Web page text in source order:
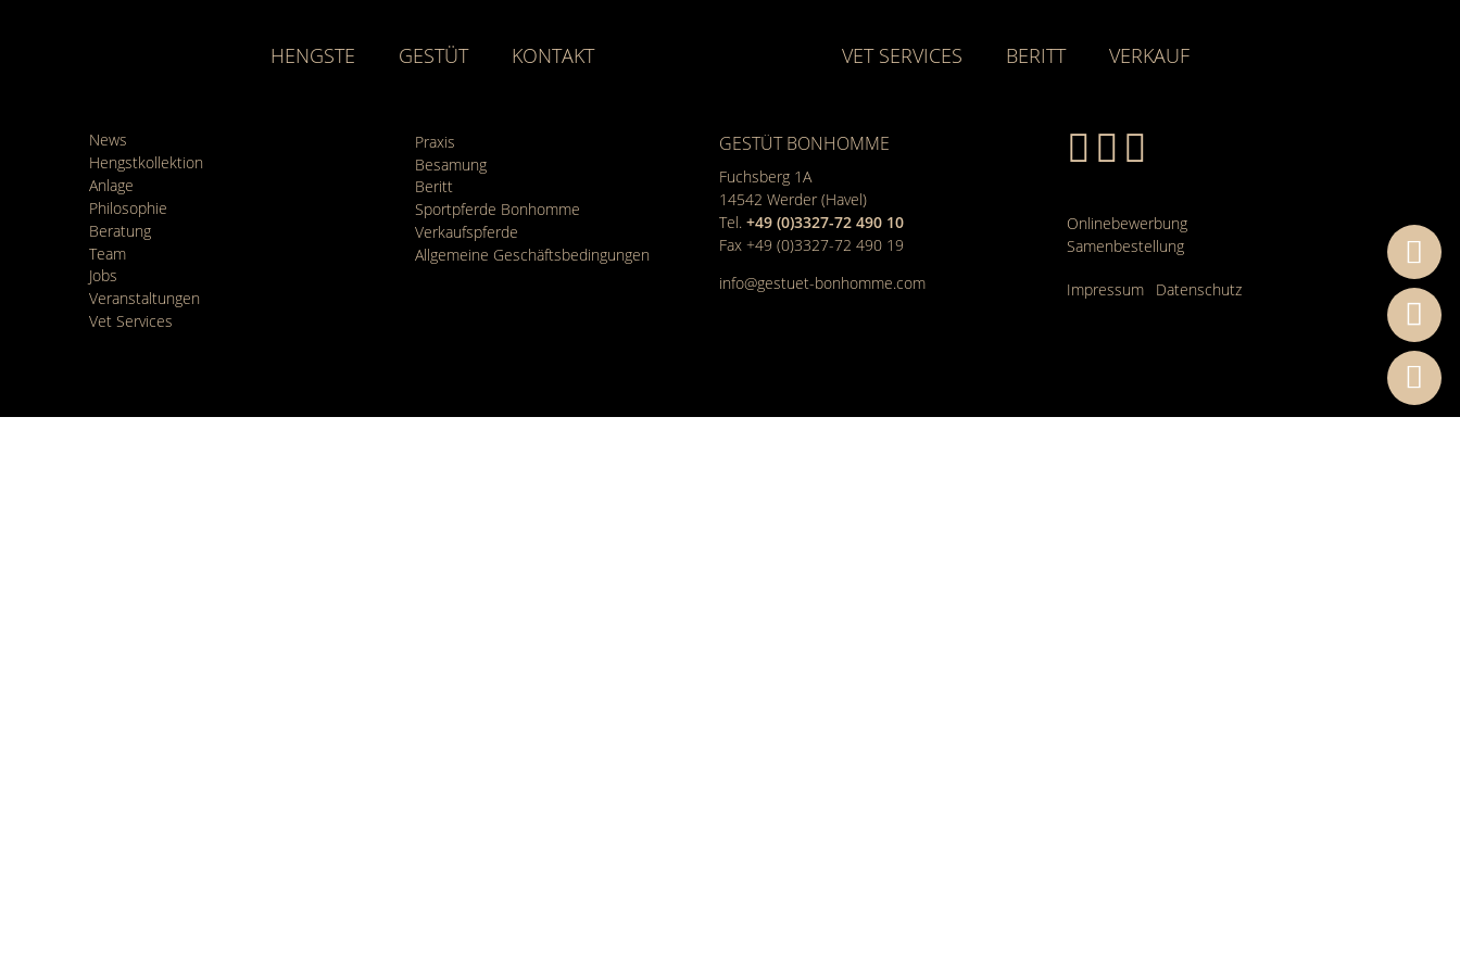
HENGSTE GESTÜT KONTAKT VET SERVICES BERITT VERKAUF
News
Hengstkollektion
Anlage
Philosophie
Beratung
Team
Jobs
Veranstaltungen
Vet Services
Praxis
Besamung
Beritt
Sportpferde Bonhomme
Verkaufspferde
Allgemeine Geschäfts­bedingungen
GESTÜT BONHOMME
Fuchsberg 1A
14542 Werder (Havel)
Tel. +49 (0)3327-72 490 10
Fax +49 (0)3327-72 490 19
info@gestuet-bonhomme.com
Onlinebewerbung
Samenbestellung
Impressum Datenschutz